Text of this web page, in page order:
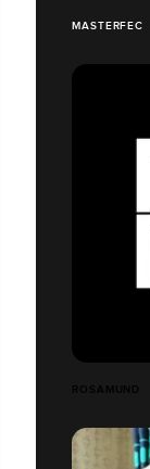
MASTERFEC
ROSAMUND